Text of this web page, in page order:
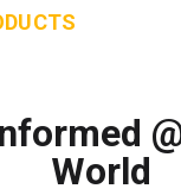
World